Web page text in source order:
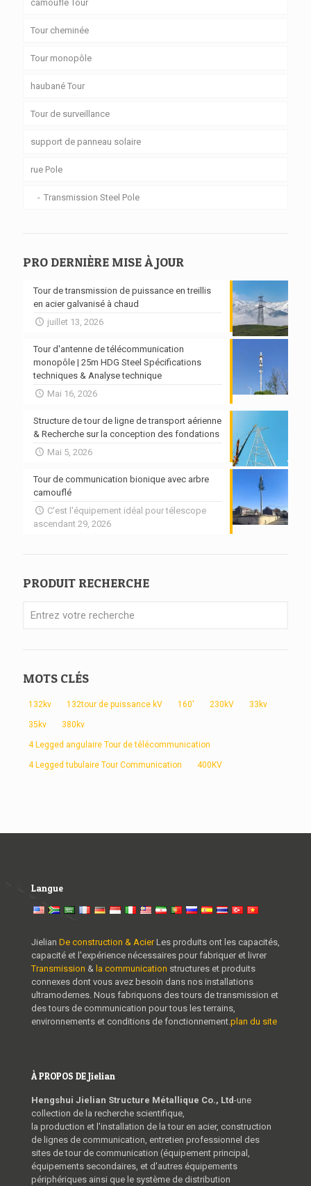
camouflé Tour
Tour cheminée
Tour monopôle
haubané Tour
Tour de surveillance
support de panneau solaire
rue Pole
Transmission Steel Pole
PRO DERNIÈRE MISE À JOUR
Tour de transmission de puissance en treillis
en acier galvanisé à chaud
juillet 13, 2026
Tour d'antenne de télécommunication
monopôle | 25m HDG Steel Spécifications
techniques & Analyse technique
Mai 16, 2026
Structure de tour de ligne de transport aérienne
& Recherche sur la conception des fondations
Mai 5, 2026
Tour de communication bionique avec arbre
camouflé
C'est l'équipement idéal pour télescope
ascendant 29, 2026
PRODUIT RECHERCHE
MOTS CLÉS
132kv 132tour de puissance kV 160' 230kV 33kv
35kv 380kv
4 Legged angulaire Tour de télécommunication
4 Legged tubulaire Tour Communication 400KV
Langue
Jielian De construction & AcierLes produits ont les capacités,
capacité et l'expérience nécessaires pour fabriquer et livrer
Transmission & la communication structures et produits
connexes dont vous avez besoin dans nos installations
ultramodernes. Nous fabriquons des tours de transmission et
des tours de communication pour tous les terrains,
environnements et conditions de fonctionnement.plan du site
À PROPOS DE Jielian
Hengshui Jielian Structure Métallique Co., Ltd-une
collection de la recherche scientifique,
la production et l'installation de la tour en acier, construction
de lignes de communication, entretien professionnel des
sites de tour de communication (équipement principal,
équipements secondaires, et d'autres équipements
périphériques ainsi que le système de distribution